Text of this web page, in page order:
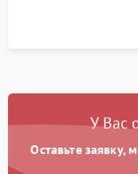
У Вас
Оставьте